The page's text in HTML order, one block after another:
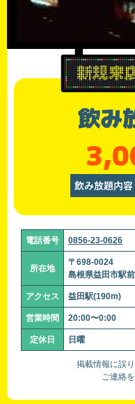
飲み
飲み放題内容
電話番号 0856-23-0626
所在地
〒698-0024
島根県益田市駅
アクセス 益田駅(190m)
営業時間 20:00〜0:00
定休日 日曜
掲載情報に誤
ご連絡